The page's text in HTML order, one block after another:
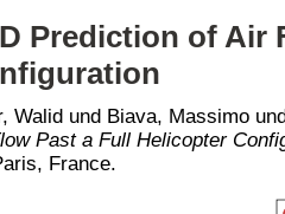
Prediction of Air
Walid und Biava, Massimo
Past a Full Helicopter
France.